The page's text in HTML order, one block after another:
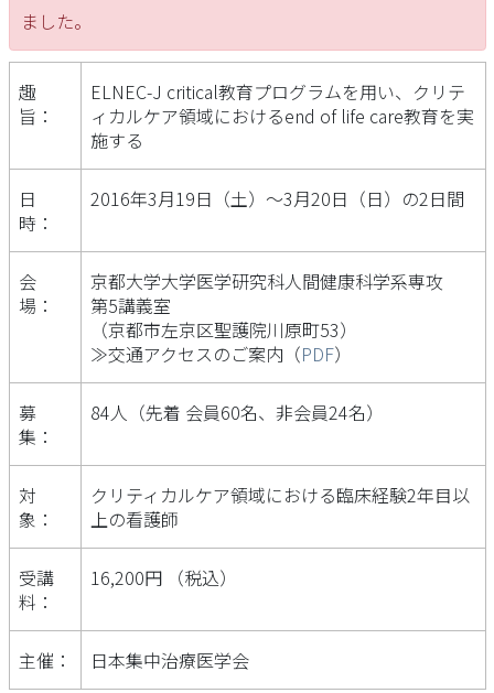
ました。
趣
旨：
ELNEC-J critical教育プログラムを用い、クリテ
ィカルケア領域におけるend of life care教育を実
施する
日
時：
2016年3月19日（土）～3月20日（日）の2日間
会
場：
京都大学大学医学研究科人間健康科学系専攻
第5講義室
（京都市左京区聖護院川原町53）
≫交通アクセスのご案内（PDF）
募
集：
84人（先着 会員60名、非会員24名）
対
象：
クリティカルケア領域における臨床経験2年目以
上の看護師
受講
料：
16,200円 （税込）
主催： 日本集中治療医学会